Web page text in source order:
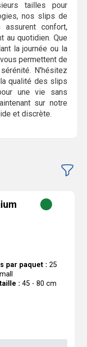
tailles pour
nos slips de
assurent confort,
au quotidien. Que
la journée ou la
permettent de
N'hésitez
qualité des slips
une vie sans
sur notre
et discrète.
par paquet : 25
: 45 - 80 cm